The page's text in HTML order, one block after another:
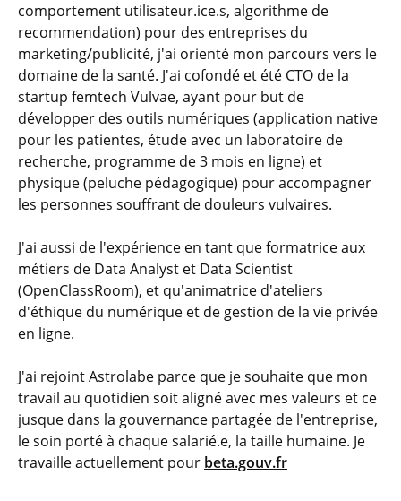
comportement utilisateur.ice.s, algorithme de
recommendation) pour des entreprises du
marketing/publicité, j'ai orienté mon parcours vers le
domaine de la santé. J'ai cofondé et été CTO de la
startup femtech Vulvae, ayant pour but de
développer des outils numériques (application native
pour les patientes, étude avec un laboratoire de
recherche, programme de 3 mois en ligne) et
physique (peluche pédagogique) pour accompagner
les personnes souffrant de douleurs vulvaires.
J'ai aussi de l'expérience en tant que formatrice aux
métiers de Data Analyst et Data Scientist
(OpenClassRoom), et qu'animatrice d'ateliers
d'éthique du numérique et de gestion de la vie privée
en ligne.
J'ai rejoint Astrolabe parce que je souhaite que mon
travail au quotidien soit aligné avec mes valeurs et ce
jusque dans la gouvernance partagée de l'entreprise,
le soin porté à chaque salarié.e, la taille humaine. Je
travaille actuellement pour beta.gouv.fr